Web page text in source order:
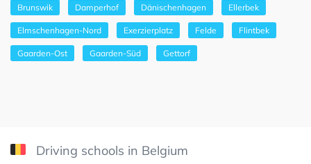
Brunswik Damperhof Dänischenhagen Ellerbek
Elmschenhagen-Nord Exerzierplatz Felde Flintbek
Gaarden-Ost Gaarden-Süd Gettorf
Driving schools in Belgium